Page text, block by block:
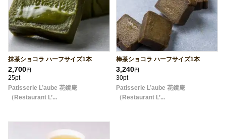
抹茶ショコラ ハーフサイズ1本
2,700円
25pt
Patisserie L’aube 花鏡庵
（Restaurant L’...
棒茶ショコラ ハーフサイズ1本
3,240円
30pt
Patisserie L’aube 花鏡庵
（Restaurant L’...